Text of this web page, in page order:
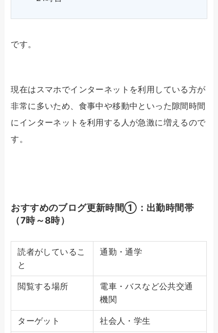
です。
現在はスマホでインターネットを利用している方が
非常に多いため、食事中や移動中といった隙間時間
にインターネットを利用する人が急激に増えるので
す。
おすすめのブログ更新時間①：出勤時間帯
（7時～8時）
読者がしているこ
と
通勤・通学
閲覧する場所
電車・バスなど公共交通
機関
ターゲット 社会人・学生